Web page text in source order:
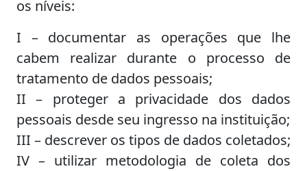
os níveis:
I – documentar as operações que lhe
cabem realizar durante o processo de
tratamento de dados pessoais;
II – proteger a privacidade dos dados
pessoais desde seu ingresso na instituição;
III – descrever os tipos de dados coletados;
IV – utilizar metodologia de coleta dos